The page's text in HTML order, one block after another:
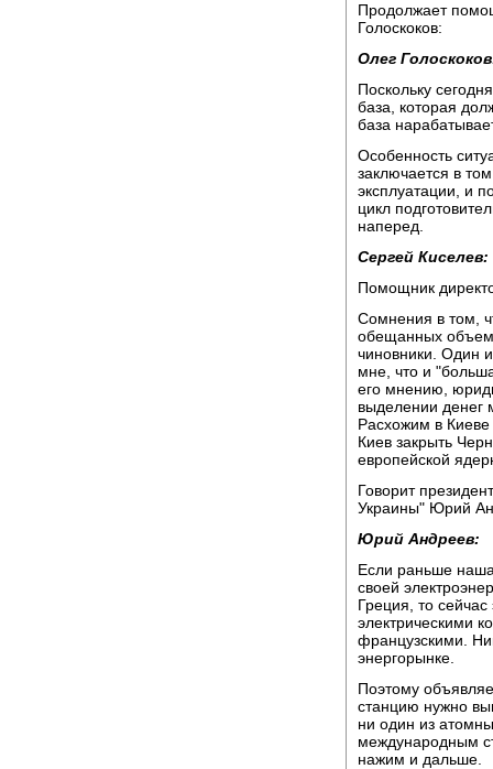
Продолжает
Голоскоков:
Олег
Поскольку
база, которая
база
Особенность
заключается в
эксплуатации, и
цикл
наперед.
Сергей Киселев:
Помощник
Сомнения в том,
обещанных
чиновники. Один
мне, что и
его мнению,
выделении денег
Расхожим в
Киев закрыть
европейской
Говорит
Украины" Юрий
Юрий Андреев:
Если раньше
своей
Греция, то
электрическими
французскими.
энергорынке.
Поэтому
станцию нужно
ни один из
международным
нажим и дальше.